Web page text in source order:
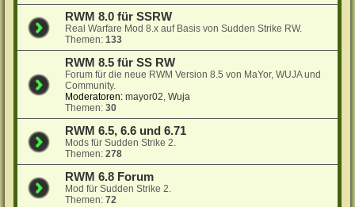
RWM 8.0 für SSRW
Real Warfare Mod 8.x auf Basis von Sudden Strike RW.
Themen:133
RWM 8.5 für SS RW
Forum für die neue RWM Version 8.5 von MaYor, WUJA und
Community.
Moderatoren: mayor02,Wuja
Themen:30
RWM 6.5, 6.6 und 6.71
Mods für Sudden Strike 2.
Themen:278
RWM 6.8 Forum
Mod für Sudden Strike 2.
Themen:72